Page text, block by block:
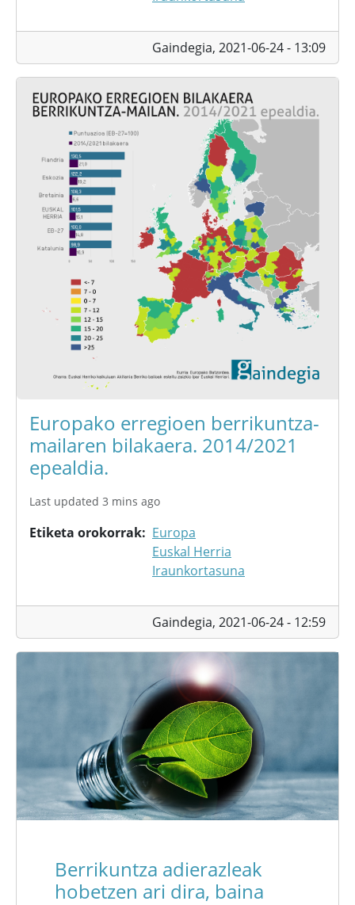
Gaindegia, 2021-06-24 - 13:09
Europako erregioen berrikuntza-
mailaren bilakaera. 2014/2021
epealdia.
Last updated 3 mins ago
Etiketa orokorrak
Europa
Euskal Herria
Iraunkortasuna
Gaindegia, 2021-06-24 - 12:59
Berrikuntza adierazleak
hobetzen ari dira, baina